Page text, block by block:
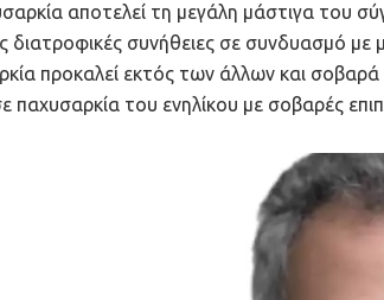
αποτελεί τη μεγάλη μάστιγα του
διατροφικές συνήθειες σε συνδυασμό
προκαλεί εκτός των άλλων και
παχυσαρκία του ενηλίκου με σοβαρές